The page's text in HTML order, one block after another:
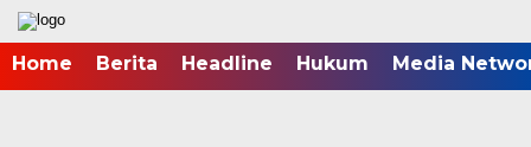
Home Berita Headline Hukum Media